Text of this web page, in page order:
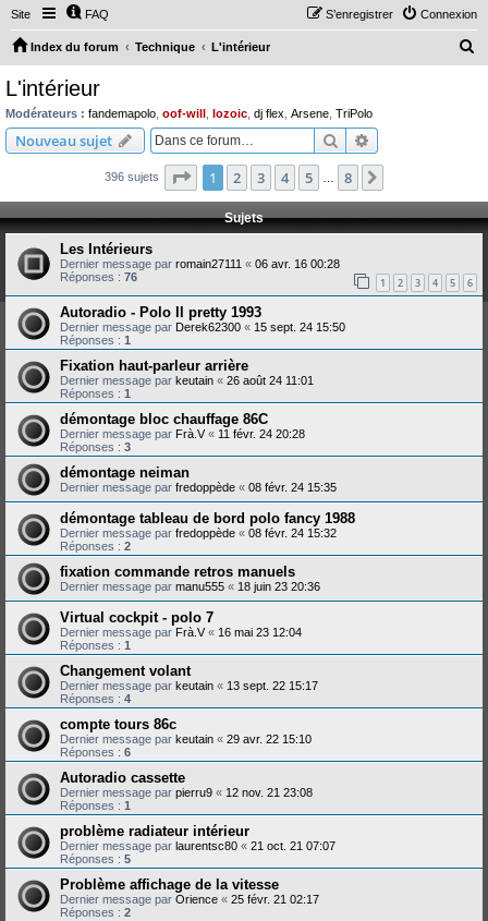
Site FAQ Connexion
S’enregistrer
Index du forum Technique L'intérieur
c
h
L'intérieur
Modérateurs : fandemapolo oof-will lozoic dj flex Arsene TriPolo
Nouveau sujet Rechercher
396 sujets Page 1sur8
1 2 3 4 5 8
Sujets
Les Intérieurs
Dernier message par romain27111 « 06 avr. 16 00:28
Réponses : 76 1 2 3 4 5 6
Autoradio - Polo II pretty 1993
Dernier message par Derek62300 « 15 sept. 24 15:50
Réponses : 1
Fixation haut-parleur arrière
Dernier message par keutain « 26 août 24 11:01
Réponses : 1
démontage bloc chauffage 86C
Dernier message par Frà.V« 11 févr. 24 20:28
Réponses : 3
démontage neiman
Dernier message par fredoppède « 08 févr. 24 15:35
démontage tableau de bord polo fancy 1988
Dernier message par fredoppède « 08 févr. 24 15:32
Réponses : 2
fixation commande retros manuels
Dernier message par manu555 « 18 juin 23 20:36
Virtual cockpit - polo 7
Dernier message par Frà.V« 16 mai 23 12:04
Réponses : 1
Changement volant
Dernier message par keutain « 13 sept. 22 15:17
Réponses : 4
compte tours 86c
Dernier message par keutain « 29 avr. 22 15:10
Réponses : 6
Autoradio cassette
Dernier message par pierru9 « 12 nov. 21 23:08
Réponses : 1
problème radiateur intérieur
Dernier message par laurentsc80 « 21 oct. 21 07:07
Réponses : 5
Problème affichage de la vitesse
Dernier message par Orience « 25 févr. 21 02:17
Réponses : 2